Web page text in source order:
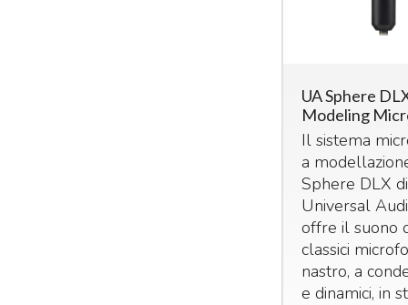
UA Sphere
Modeling
Il sistema
a
Sphere DLX di
Universal
offre il suono
classici
nastro, a
e dinamici, in